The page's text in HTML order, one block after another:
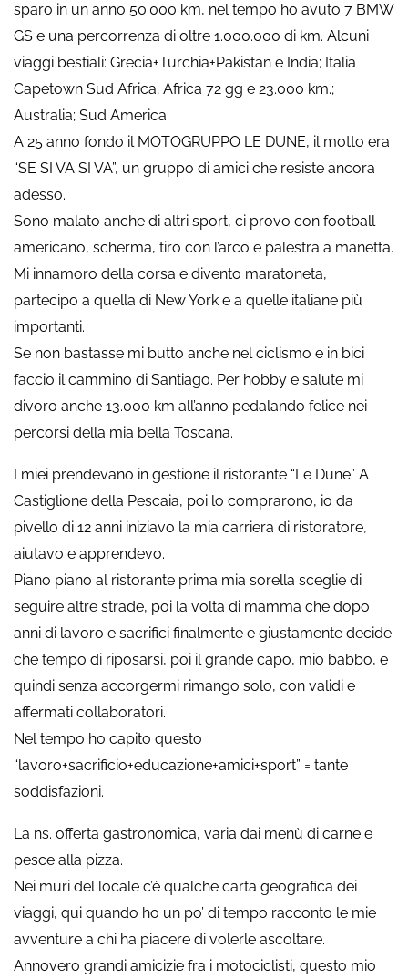
sparo in un anno 50.000 km, nel tempo ho avuto 7 BMW
GS e una percorrenza di oltre 1.000.000 di km. Alcuni
viaggi bestiali: Grecia+Turchia+Pakistan e India; Italia
Capetown Sud Africa; Africa 72 gg e 23.000 km.;
Australia; Sud America.
A 25 anno fondo il MOTOGRUPPO LE DUNE, il motto era
“SE SI VA SI VA”, un gruppo di amici che resiste ancora
adesso.
Sono malato anche di altri sport, ci provo con football
americano, scherma, tiro con l’arco e palestra a manetta.
Mi innamoro della corsa e divento maratoneta,
partecipo a quella di New York e a quelle italiane più
importanti.
Se non bastasse mi butto anche nel ciclismo e in bici
faccio il cammino di Santiago. Per hobby e salute mi
divoro anche 13.000 km all’anno pedalando felice nei
percorsi della mia bella Toscana.
I miei prendevano in gestione il ristorante “Le Dune” A
Castiglione della Pescaia, poi lo comprarono, io da
pivello di 12 anni iniziavo la mia carriera di ristoratore,
aiutavo e apprendevo.
Piano piano al ristorante prima mia sorella sceglie di
seguire altre strade, poi la volta di mamma che dopo
anni di lavoro e sacrifici finalmente e giustamente decide
che tempo di riposarsi, poi il grande capo, mio babbo, e
quindi senza accorgermi rimango solo, con validi e
affermati collaboratori.
Nel tempo ho capito questo
“lavoro+sacrificio+educazione+amici+sport” = tante
soddisfazioni.
La ns. offerta gastronomica, varia dai menù di carne e
pesce alla pizza.
Nei muri del locale c’è qualche carta geografica dei
viaggi, qui quando ho un po’ di tempo racconto le mie
avventure a chi ha piacere di volerle ascoltare.
Annovero grandi amicizie fra i motociclisti, questo mio